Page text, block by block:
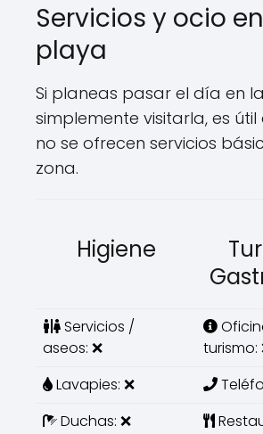
Servicios y ocio
playa
Si planeas pasar el día en
simplemente visitarla, es
no se ofrecen servicios
zona.
Higiene
Servicios /
aseos: ❌
turismo:
Lavapies: ❌
Duchas: ❌